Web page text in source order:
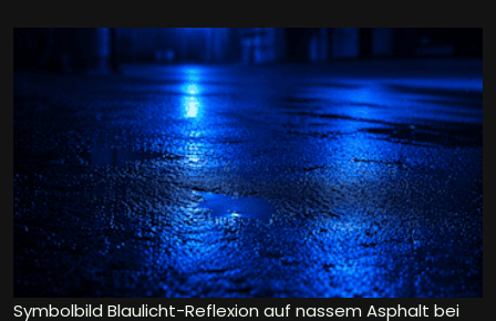
Symbolbild Blaulicht-Reflexion auf nassem Asphalt bei